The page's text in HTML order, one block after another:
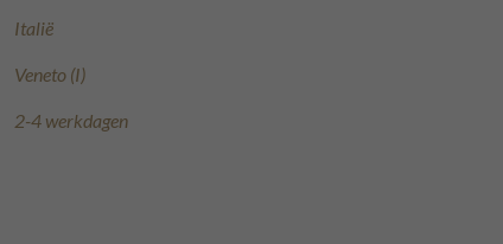
Italië
Veneto (I)
2-4 werkdagen